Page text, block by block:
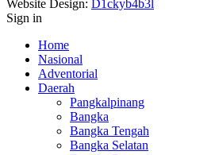
Website Design: D1ckyb4b3l
Sign in
Home
Nasional
Adventorial
Daerah
Pangkalpinang
Bangka
Bangka Tengah
Bangka Selatan